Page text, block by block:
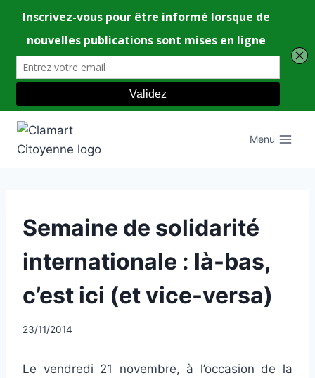
Aller
contenu
Menu
UNCATEGORIZED
Semaine de solidarité
internationale : là-bas,
c’est ici (et vice-versa)
Par
23/11/2014
Le vendredi 21 novembre, à l’occasion de la